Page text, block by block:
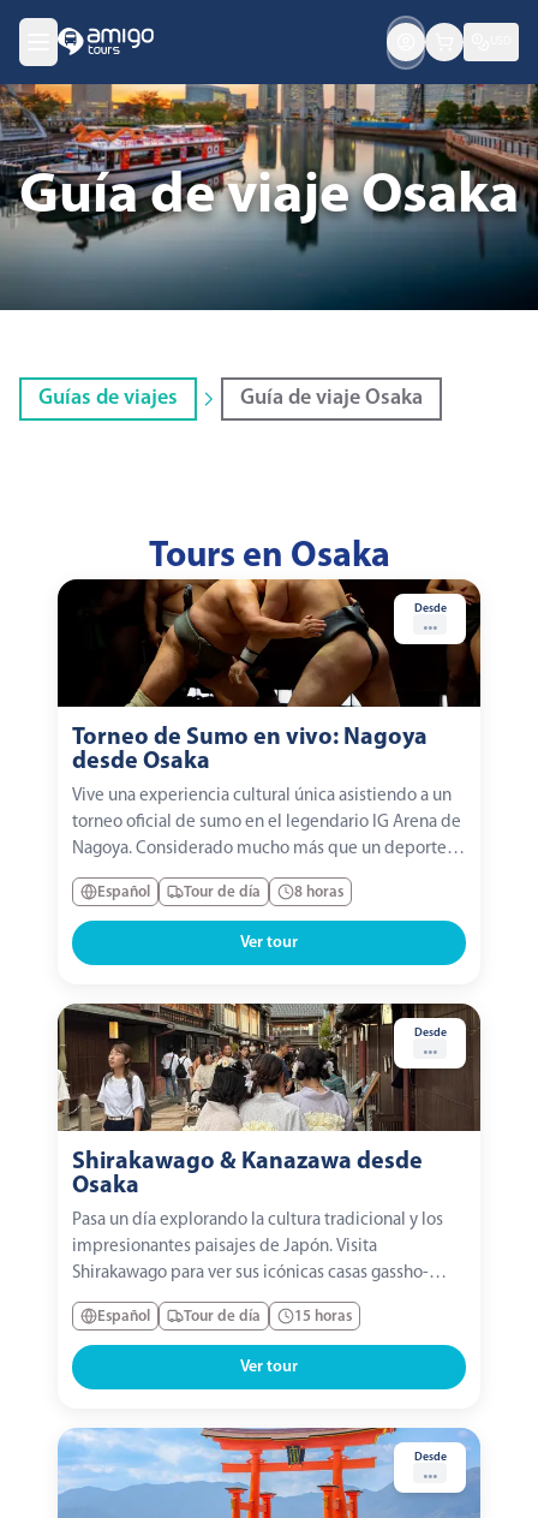
Guía de viaje Osaka
Guías de viajes Guía de viaje Osaka
Tours en Osaka
Desde
...
Torneo de Sumo en vivo: Nagoya
desde Osaka
Vive una experiencia cultural única asistiendo a un
torneo oficial de sumo en el legendario IG Arena de
Nagoya. Considerado mucho más que un deporte,
el sumo es una tradición japonesa cargada de
rituales, disciplina e historia. Además, un guía
profesional especializado en sumo te explicará las...
Español Tour de día 8 horas
Ver tour
Desde
...
Shirakawago & Kanazawa desde
Osaka
Pasa un día explorando la cultura tradicional y los
impresionantes paisajes de Japón. Visita
Shirakawago para ver sus icónicas casas gassho-
zukuri, disfruta de la serena belleza del Jardín
Kenrokuen y pasea por las calles históricas de
Higashi Chaya con sus casas de té y talleres
artesanales. El...
Español Tour de día 15 horas
Ver tour
Desde
...